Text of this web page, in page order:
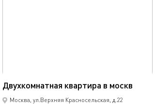
Двухкомнатная квартира в москв
Москва, ул.Верхняя Красносельская, д.22